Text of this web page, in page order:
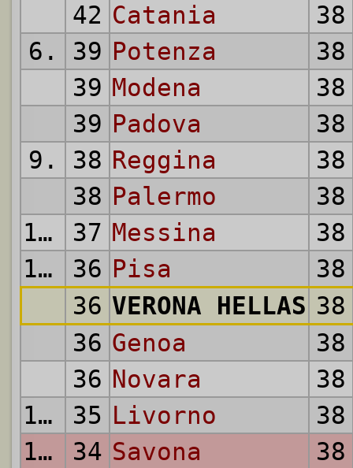
42 Catania
38
6.
39 Potenza
38
39 Modena
38
39 Padova
38
9.
38 Reggina
38
38 Palermo
38
11.
37 Messina
38
12.
36 Pisa
38
36 VERONA HELLAS 38
36 Genoa
38
36 Novara
38
16.
35 Livorno
38
17.
34 Savona
38